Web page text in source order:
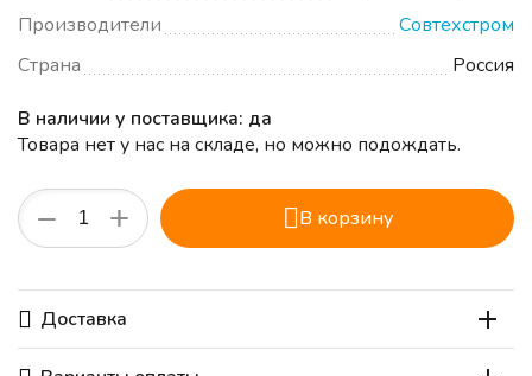
Производители
Совтехстром
Страна
Россия
В наличии у поставщика: да
Товара нет у нас на складе, но можно подождать.
+
− В корзину
Доставка